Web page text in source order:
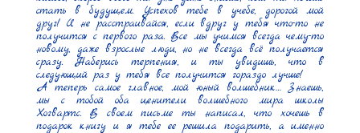
стать в будущем. Успехов тебе в учебе, дорогой мой
друг! И не расстраивайся, если вдруг у тебя что-то не
получится с первого раза. Все мы учимся всегда чему-то
новому, даже взрослые люди, но не всегда всё получается
сразу. Наберись терпения, и ты увидишь, что в
следующий раз у тебя все получится гораздо лучше!
А теперь самое главное, мой юный волшебник… Знаешь,
мы с тобой оба ценители волшебного мира школы
Хогвартс. В своем письме ты написал, что хочешь в
подарок книгу и я тебе ее решила подарить, а именно